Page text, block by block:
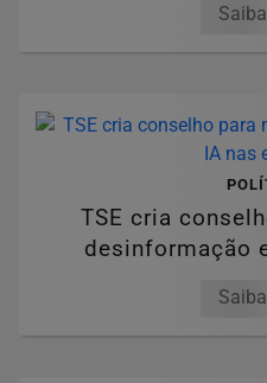
TSE cria
desinformação